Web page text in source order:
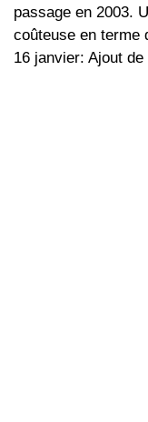
passage en 2003.
coûteuse en terme
16 janvier: Ajout